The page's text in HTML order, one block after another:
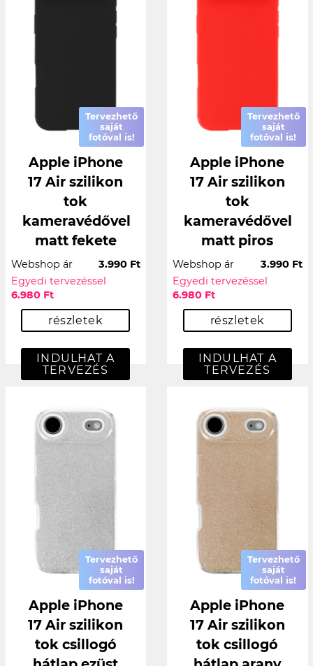
Tervezhető
saját
fotóval is!
Apple iPhone
17 Air szilikon
tok
kameravédővel
matt fekete
Webshop ár
3.990 Ft
Egyedi tervezéssel
6.980 Ft
részletek
INDULHAT A
TERVEZÉS
Tervezhető
saját
fotóval is!
Apple iPhone
17 Air szilikon
tok
kameravédővel
matt piros
Webshop ár
3.990 Ft
Egyedi tervezéssel
6.980 Ft
részletek
INDULHAT A
TERVEZÉS
Tervezhető
saját
fotóval is!
Apple iPhone
17 Air szilikon
tok csillogó
Tervezhető
saját
fotóval is!
Apple iPhone
17 Air szilikon
tok csillogó